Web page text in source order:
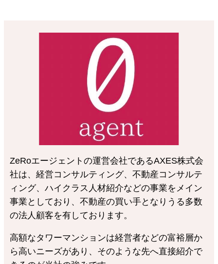
ZeRoエージェントの運営会社であるAXES株式会
社は、経営コンサルティング、不動産コンサルテ
ィング、ハイクラス人材紹介などの事業をメイン
事業としており、不動産の買い手となりうる多数
の法人顧客を有しております。
高額なタワーマンションは経営者などの富裕層か
ら高いニーズがあり、そのような先へ直接紹介で